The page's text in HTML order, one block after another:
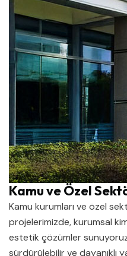
Kamu ve Özel
Kamu kurumları ve özel
projelerimizde, kurumsal
estetik çözümler
sürdürülebilir ve dayanıklı